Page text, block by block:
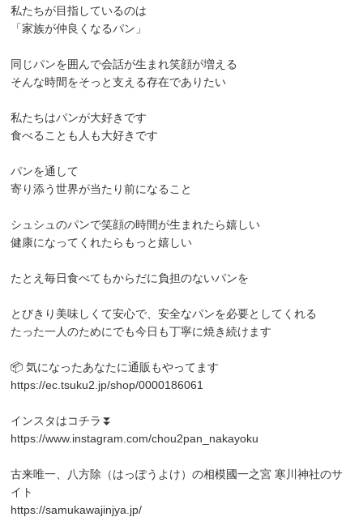
私たちが目指しているのは
「家族が仲良くなるパン」
同じパンを囲んで会話が生まれ笑顔が増える
そんな時間をそっと支える存在でありたい
私たちはパンが大好きです
食べることも人も大好きです
パンを通して
寄り添う世界が当たり前になること
シュシュのパンで笑顔の時間が生まれたら嬉しい
健康になってくれたらもっと嬉しい
たとえ毎日食べてもからだに負担のないパンを
とびきり美味しくて安心で、安全なパンを必要としてくれる
たった一人のためにでも今日も丁寧に焼き続けます
📦 気になったあなたに通販もやってます
https://ec.tsuku2.jp/shop/0000186061
インスタはコチラ⏬
https://www.instagram.com/chou2pan_nakayoku
古来唯一、八方除（はっぽうよけ）の相模國一之宮 寒川神社のサ
イト
https://samukawajinjya.jp/